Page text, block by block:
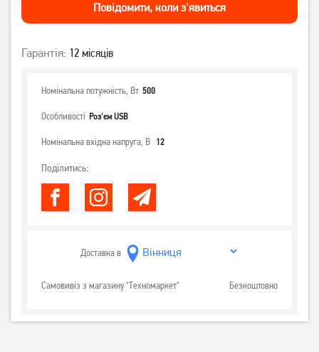
Повiдомити, коли з'явиться
Гарантія: 12 місяців
Номінальна потужність, Вт 500
Особливості Роз'єм USB
Номінальна вхідна напруга, В 12
Поділитись:
Доставка в
Самовивіз з магазину "Техномаркет" Безкоштовно